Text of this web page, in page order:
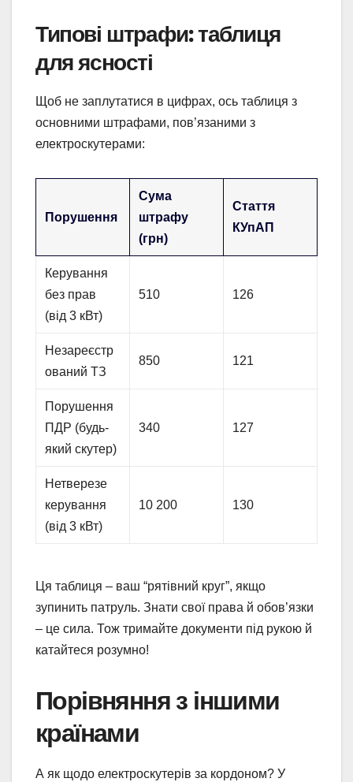
Типові штрафи: таблиця
для ясності
Щоб не заплутатися в цифрах, ось таблиця з
основними штрафами, пов’язаними з
електроскутерами:
Порушення
Сума
штрафу
(грн)
Стаття
КУпАП
Керування
без прав
(від 3 кВт)
510 126
Незареєстр
ований ТЗ
850 121
Порушення
ПДР (будь-
який скутер)
340 127
Нетверезе
керування
(від 3 кВт)
10 200 130
Ця таблиця – ваш “рятівний круг”, якщо
зупинить патруль. Знати свої права й обов’язки
– це сила. Тож тримайте документи під рукою й
катайтеся розумно!
Порівняння з іншими
країнами
А як щодо електроскутерів за кордоном? У